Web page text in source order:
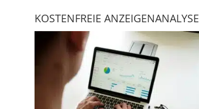
KOSTENFREIE ANZEIGENANALYSE